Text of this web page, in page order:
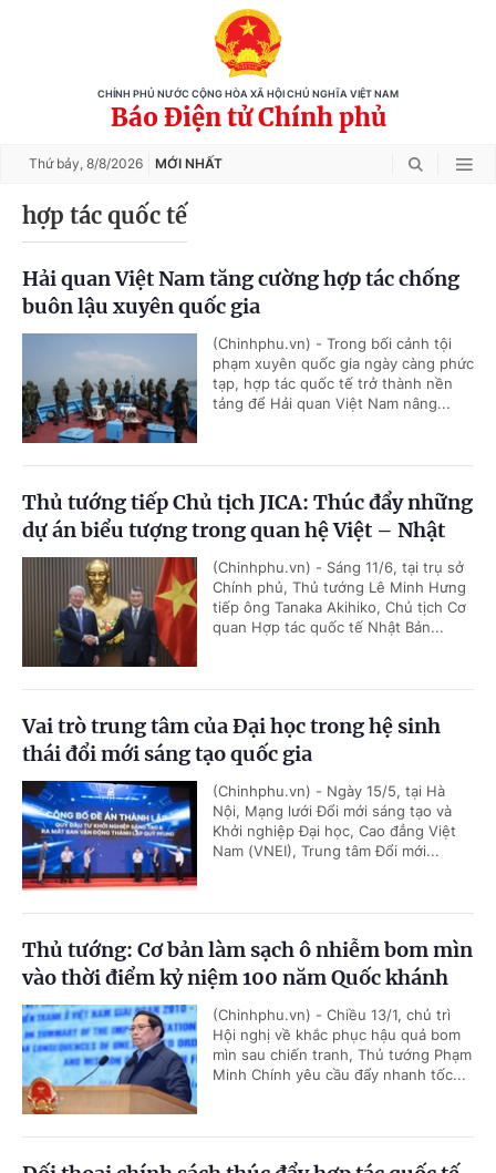
CHÍNH PHỦ NƯỚC CỘNG HÒA XÃ HỘI CHỦ NGHĨA VIỆT NAM
Báo Điện tử Chính phủ
Thứ bảy, 8/8/2026 MỚI NHẤT
hợp tác quốc tế
Hải quan Việt Nam tăng cường hợp tác chống
buôn lậu xuyên quốc gia
(Chinhphu.vn) - Trong bối cảnh tội
phạm xuyên quốc gia ngày càng phức
tạp, hợp tác quốc tế trở thành nền
tảng để Hải quan Việt Nam nâng...
Thủ tướng tiếp Chủ tịch JICA: Thúc đẩy những
dự án biểu tượng trong quan hệ Việt – Nhật
(Chinhphu.vn) - Sáng 11/6, tại trụ sở
Chính phủ, Thủ tướng Lê Minh Hưng
tiếp ông Tanaka Akihiko, Chủ tịch Cơ
quan Hợp tác quốc tế Nhật Bản...
Vai trò trung tâm của Đại học trong hệ sinh
thái đổi mới sáng tạo quốc gia
(Chinhphu.vn) - Ngày 15/5, tại Hà
Nội, Mạng lưới Đổi mới sáng tạo và
Khởi nghiệp Đại học, Cao đẳng Việt
Nam (VNEI), Trung tâm Đổi mới...
Thủ tướng: Cơ bản làm sạch ô nhiễm bom mìn
vào thời điểm kỷ niệm 100 năm Quốc khánh
(Chinhphu.vn) - Chiều 13/1, chủ trì
Hội nghị về khắc phục hậu quả bom
mìn sau chiến tranh, Thủ tướng Phạm
Minh Chính yêu cầu đẩy nhanh tốc...